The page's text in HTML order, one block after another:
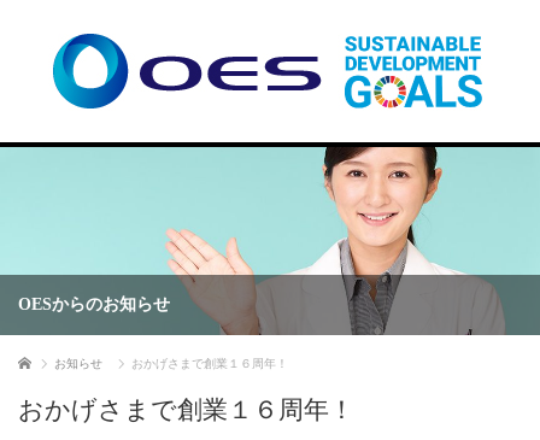
OESからのお知らせ
ホーム お知らせ おかげさまで創業１６周年！
おかげさまで創業１６周年！